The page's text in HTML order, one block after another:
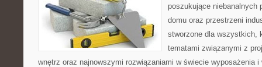
poszukujące niebanalnych
domu oraz przestrzeni
stworzone dla wszystkich,
tematami związanymi z
wnętrz oraz najnowszymi rozwiązaniami w świecie wyposażenia